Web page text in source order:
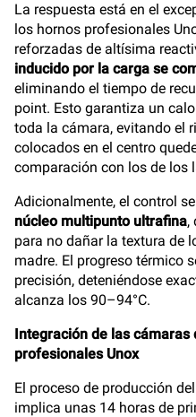
La respuesta está en el
los hornos profesionales
reforzadas de altísima
inducido por la carga se
eliminando el tiempo de
point. Esto garantiza un
toda la cámara, evitando el
colocados en el centro
comparación con los de los
Adicionalmente, el control
núcleo multipunto ultrafina,
para no dañar la textura de
madre. El progreso térmico
precisión, deteniéndose
alcanza los 90–94°C.
Integración de las
profesionales Unox
El proceso de producción
implica unas 14 horas de